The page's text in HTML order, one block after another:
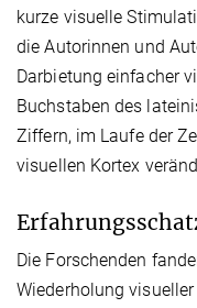
kurze visuelle
die Autorinnen und
Darbietung einfacher
Buchstaben des
Ziffern, im Laufe der
visuellen Kortex
Die Forschenden
Wiederholung